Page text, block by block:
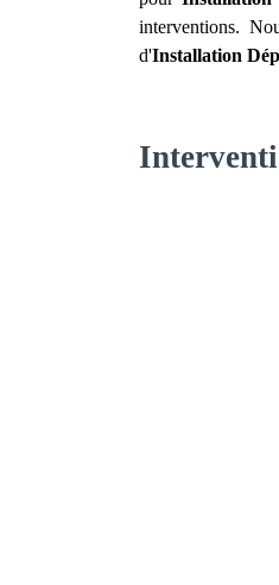
interventions.
d'Installation